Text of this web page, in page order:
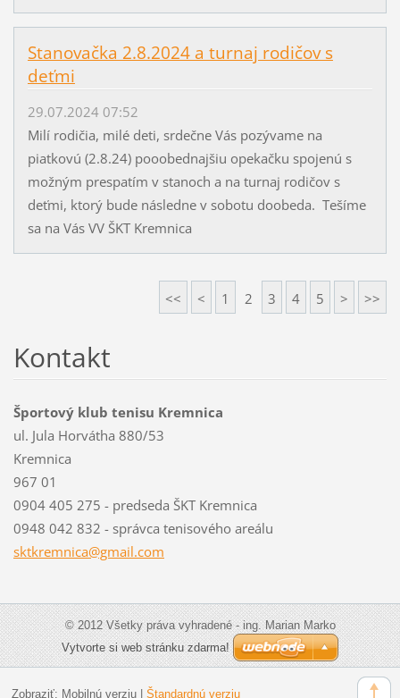
Stanovačka 2.8.2024 a turnaj rodičov s
deťmi
29.07.2024 07:52
Milí rodičia, milé deti, srdečne Vás pozývame na
piatkovú (2.8.24) pooobednajšiu opekačku spojenú s
možným prespatím v stanoch a na turnaj rodičov s
deťmi, ktorý bude následne v sobotu doobeda. Tešíme
sa na Vás VV ŠKT Kremnica
<< < 1 2 3 4 5 > >>
Kontakt
Športový klub tenisu Kremnica
ul. Jula Horvátha 880/53
Kremnica
967 01
0904 405 275 - predseda ŠKT Kremnica
0948 042 832 - správca tenisového areálu
sktkremnica@gmail.com
© 2012 Všetky práva vyhradené - ing. Marian Marko
Vytvorte si web stránku zdarma!
Zobraziť: Mobilnú verziu| Štandardnú verziu